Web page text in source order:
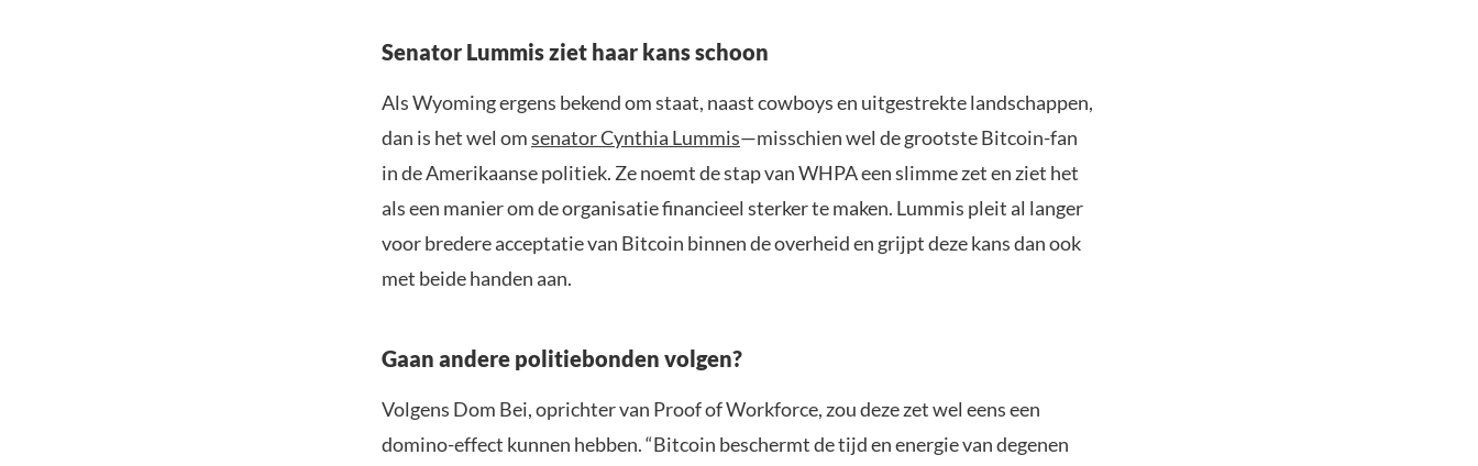
Senator Lummis ziet haar kans schoon
Als Wyoming ergens bekend om staat, naast cowboys en uitgestrekte landschappen,
dan is het wel omsenator Cynthia Lummis—misschien wel de grootste Bitcoin-fan
in de Amerikaanse politiek. Ze noemt de stap van WHPA een slimme zet en ziet het
als een manier om de organisatie financieel sterker te maken. Lummis pleit al langer
voor bredere acceptatie van Bitcoin binnen de overheid en grijpt deze kans dan ook
met beide handen aan.
Gaan andere politiebonden volgen?
Volgens Dom Bei, oprichter van Proof of Workforce, zou deze zet wel eens een
domino-effect kunnen hebben. “Bitcoin beschermt de tijd en energie van degenen